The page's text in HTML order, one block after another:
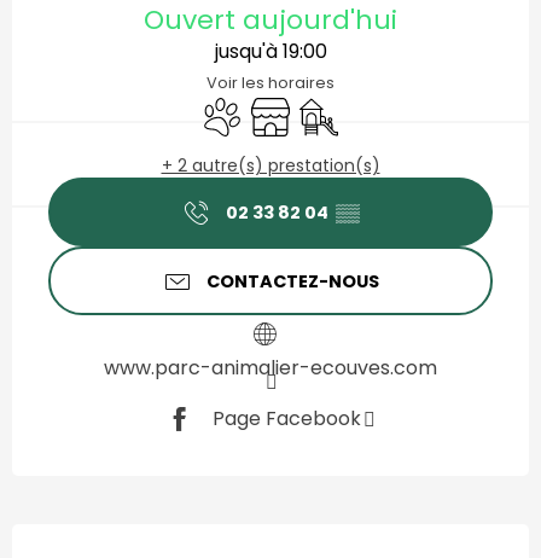
Ouvert aujourd'hui
jusqu'à 19:00
Voir les horaires
Animaux acceptés
BoutiqueJeux pour enfants /
+ 2 autre(s) prestation(s)
02 33 82 04 ▒▒
CONTACTEZ-NOUS
www.parc-animalier-ecouves.com
Page Facebook